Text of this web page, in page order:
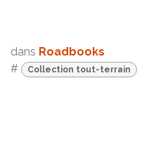
dans Roadbooks
#
Collection tout-terrain